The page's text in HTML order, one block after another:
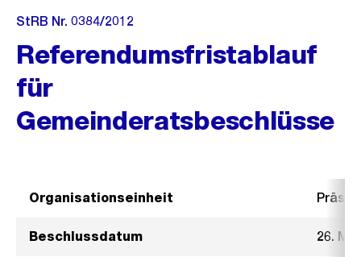
StRB Nr. 0384/2012
Referendumsfristablauf
für
Gemeinderatsbeschlüsse
Organisationseinheit
Beschlussdatum 26.